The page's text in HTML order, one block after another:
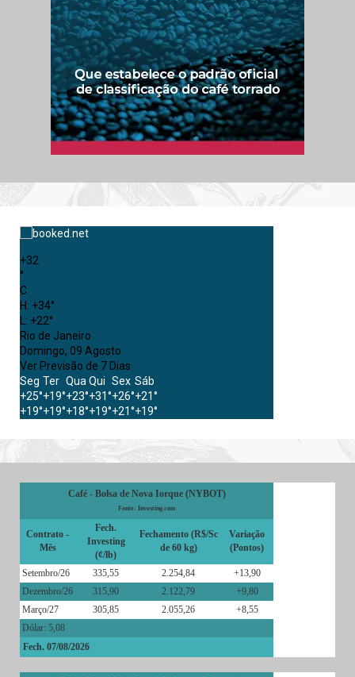
+32
°
C
H: +34°
L: +22°
Rio de Janeiro
Domingo, 09 Agosto
Ver Previsão de 7 Dias
Seg Ter Qua Qui Sex Sáb
+25°+19°+23°+31°+26°+21°
+19°+19°+18°+19°+21°+19°
Café - Bolsa de Nova Iorque (NYBOT)
Fonte: Investing.com
Contrato -
Mês
Fech.
Investing
(¢/lb)
Fechamento (R$/Sc
de 60 kg)
Variação
(Pontos)
Setembro/26 335,55 2.254,84
+13,90
Dezembro/26
315,90 2.122,79
+9,80
Março/27
305,85 2.055,26
+8,55
Dólar: 5,08
Fech. 07/08/2026